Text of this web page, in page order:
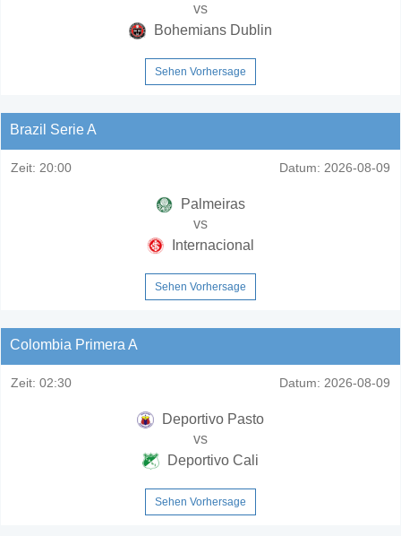
vs
Bohemians Dublin
Sehen Vorhersage
Brazil Serie A
Zeit: 20:00 Datum: 2026-08-09
Palmeiras
vs
Internacional
Sehen Vorhersage
Colombia Primera A
Zeit: 02:30 Datum: 2026-08-09
Deportivo Pasto
vs
Deportivo Cali
Sehen Vorhersage